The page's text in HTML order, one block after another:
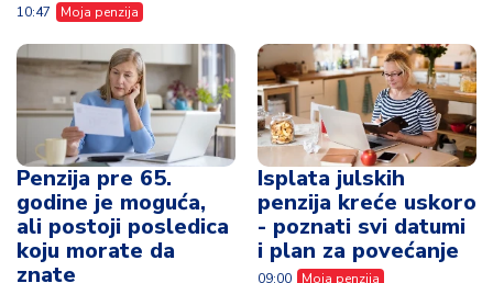
10:47 Moja penzija
Penzija pre 65.
godine je moguća,
ali postoji posledica
koju morate da
znate
Isplata julskih
penzija kreće uskoro
- poznati svi datumi
i plan za povećanje
09:00 Moja penzija